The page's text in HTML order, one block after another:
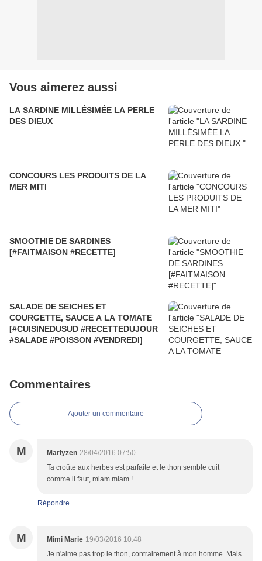
Vous aimerez aussi
LA SARDINE MILLÉSIMÉE LA PERLE
DES DIEUX
CONCOURS LES PRODUITS DE LA
MER MITI
SMOOTHIE DE SARDINES
[#FAITMAISON #RECETTE]
SALADE DE SEICHES ET
COURGETTE, SAUCE A LA TOMATE
[#CUISINEDUSUD #RECETTEDUJOUR
#SALADE #POISSON #VENDREDI]
Commentaires
Ajouter un commentaire
M Marlyzen 28/04/2016 07:50
Ta croûte aux herbes est parfaite et le thon semble cuit
comme il faut, miam miam !
Répondre
M Mimi Marie 19/03/2016 10:48
Je n'aime pas trop le thon, contrairement à mon homme. Mais